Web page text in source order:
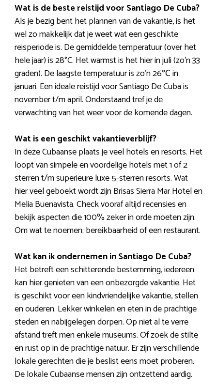
Wat is de beste reistijd voor Santiago De Cuba?
Als je bezig bent het plannen van de vakantie, is het
wel zo makkelijk dat je weet wat een geschikte
reisperiode is. De gemiddelde temperatuur (over het
hele jaar) is 28°C. Het warmst is het hier in juli (zo’n 33
graden). De laagste temperatuur is zo’n 26℃ in
januari. Een ideale reistijd voor Santiago De Cuba is
november t/m april. Onderstaand tref je de
verwachting van het weer voor de komende dagen.
Wat is een geschikt vakantieverblijf?
In deze Cubaanse plaats je veel hotels en resorts. Het
loopt van simpele en voordelige hotels met 1 of 2
sterren t/m superieure luxe 5-sterren resorts. Wat
hier veel geboekt wordt zijn Brisas Sierra Mar Hotel en
Melia Buenavista. Check vooraf altijd recensies en
bekijk aspecten die 100% zeker in orde moeten zijn.
Om wat te noemen: bereikbaarheid of een restaurant.
Wat kan ik ondernemen in Santiago De Cuba?
Het betreft een schitterende bestemming, iedereen
kan hier genieten van een onbezorgde vakantie. Het
is geschikt voor een kindvriendelijke vakantie, stellen
en ouderen. Lekker winkelen en eten in de prachtige
steden en nabijgelegen dorpen. Op niet al te verre
afstand treft men enkele museums. Of zoek de stilte
en rust op in de prachtige natuur. Er zijn verschillende
lokale gerechten die je beslist eens moet proberen.
De lokale Cubaanse mensen zijn ontzettend aardig.